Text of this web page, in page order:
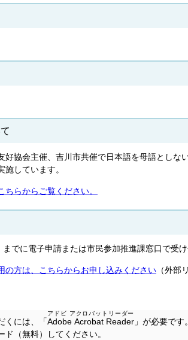
好協会主催、吉川市共催で日本語を母語としな
しています。
ちらからご覧ください。
でに電子申請または市民参加推進課窓口で受
の方は、こちらからお申し込みください （外部
くには、「Adobe Acrobat Reader
アドビ アクロバットリーダー
」が必要で
（無料）してください。